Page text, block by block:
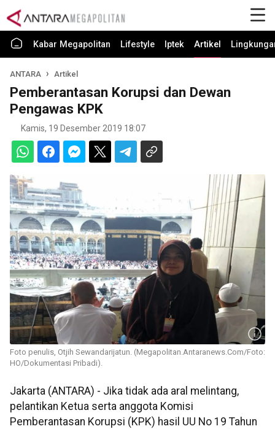
Kabar Megapolitan Lifestyle Iptek Artikel
ANTARA Artikel
Pemberantasan Korupsi dan Dewan
Pengawas KPK
Kamis, 19 Desember 2019 18:07
Foto penulis, Otjih Sewandarijatun. (Megapolitan.Antaranews.Com/Foto:
HO/Dokumentasi Pribadi).
Jakarta (ANTARA) - Jika tidak ada aral melintang,
pelantikan Ketua serta anggota Komisi
Pemberantasan Korupsi (KPK) hasil UU No 19 Tahun